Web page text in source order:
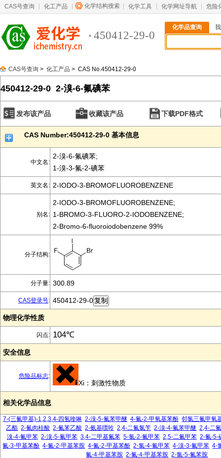
CAS号查询 化工产品 化学结构搜索 化学工具 化学网址导航 危险
450412-29-0
化学品查询
CAS号查询 > 化工产品 > CAS No.450412-29-0
450412-29-0 2-溴-6-氟碘苯
发布该产品 收藏该产品 下载PDF格式
CAS Number:450412-29-0 基本信息
中文名:
2-溴-6-氟碘苯;
1-溴-3-氟-2-碘苯
英文名: 2-IODO-3-BROMOFLUOROBENZENE
别名:
2-IODO-3-BROMOFLUOROBENZENE;
1-BROMO-3-FLUORO-2-IODOBENZENE;
2-Bromo-6-fluoroiodobenzene 99%
分子结构:
分子量: 300.89
CAS登录号: 450412-29-0
物理化学性质
闪点: 104℃
安全信息
危险品标志:
Xi：刺激性物质
相关化学品信息
7-(三氟甲基)-1,2,3,4-四氢喹啉 2-溴-5-氟苯甲醚 4-氟-2-甲氧基苯酚 邻氯三氟甲氧
乙酯 2-氟肉桂酸 2-氟苯乙酸 2-氨基嘌呤 2,4-二氟氯苄 2-溴-4-氟苯甲醚 2,4-二
溴-4-氟甲苯 2-溴-5-氟甲苯 3,4-二甲基氟苯 5-氯-2-氟甲苯 2,5-二氟甲苯 2-氟-5-
氟-3-甲基苯酚 4-氟-2-甲基苯胺 4-氟-2-甲基苯酚 2-氯-4-氟甲苯 4-溴-3-氟甲苯 4-
氟-4-甲基苯胺 2-氟-4-甲基苯胺 2-氯-5-氟苯胺